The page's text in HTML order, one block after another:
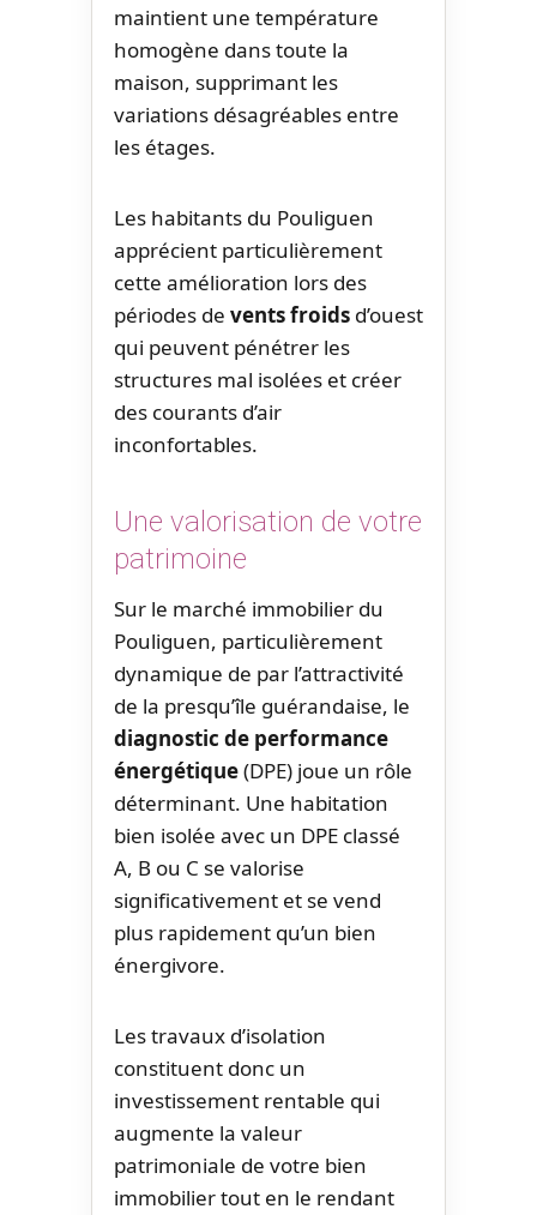
maintient une température
homogène dans toute la
maison, supprimant les
variations désagréables entre
les étages.
Les habitants du Pouliguen
apprécient particulièrement
cette amélioration lors des
périodes de vents froids d’ouest
qui peuvent pénétrer les
structures mal isolées et créer
des courants d’air
inconfortables.
Une valorisation de votre
patrimoine
Sur le marché immobilier du
Pouliguen, particulièrement
dynamique de par l’attractivité
de la presqu’île guérandaise, le
diagnostic de performance
énergétique(DPE) joue un rôle
déterminant. Une habitation
bien isolée avec un DPE classé
A, B ou C se valorise
significativement et se vend
plus rapidement qu’un bien
énergivore.
Les travaux d’isolation
constituent donc un
investissement rentable qui
augmente la valeur
patrimoniale de votre bien
immobilier tout en le rendant